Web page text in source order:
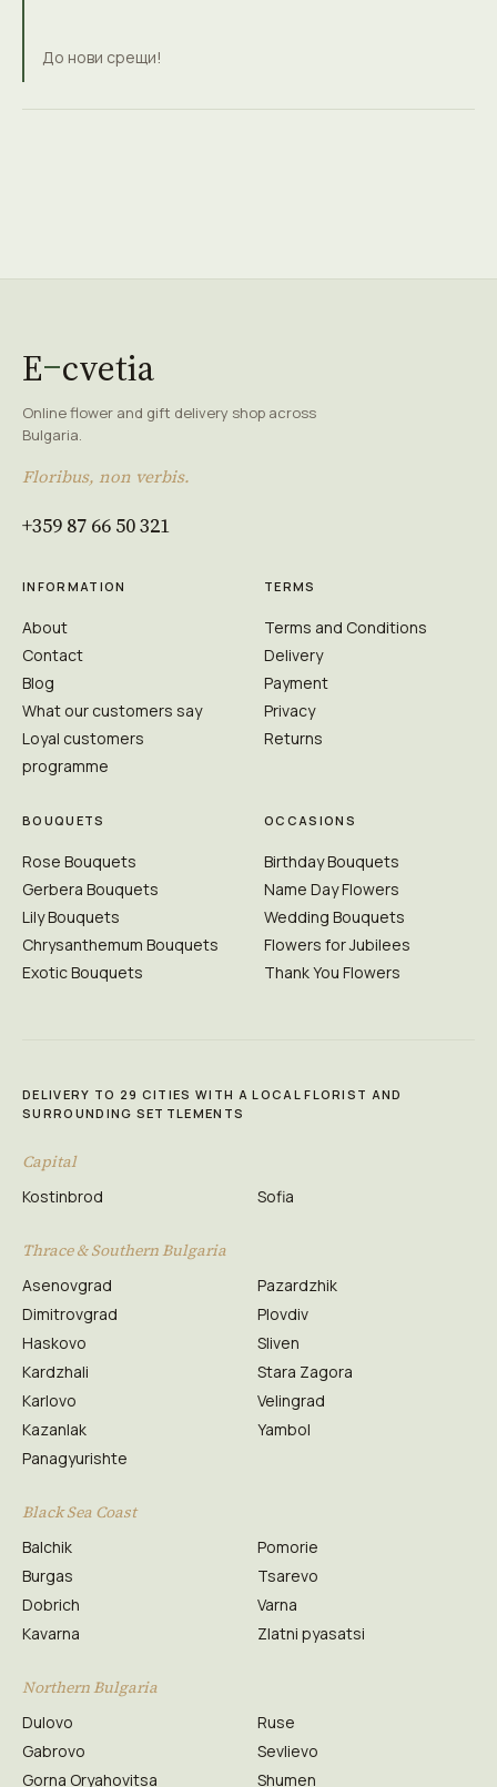
До нови срещи!
E cvetia
Online flower and gift delivery shop across
Bulgaria.
Floribus, non verbis.
+359 87 66 50 321
INFORMATION
About
Contact
Blog
What our customers say
Loyal customers
programme
TERMS
Terms and Conditions
Delivery
Payment
Privacy
Returns
BOUQUETS
Rose Bouquets
Gerbera Bouquets
Lily Bouquets
Chrysanthemum Bouquets
Exotic Bouquets
OCCASIONS
Birthday Bouquets
Name Day Flowers
Wedding Bouquets
Flowers for Jubilees
Thank You Flowers
DELIVERY TO 29 CITIES WITH A LOCAL FLORIST AND
SURROUNDING SETTLEMENTS
Capital
Kostinbrod Sofia
Thrace & Southern Bulgaria
Asenovgrad
Dimitrovgrad
Haskovo
Kardzhali
Karlovo
Kazanlak
Panagyurishte
Pazardzhik
Plovdiv
Sliven
Stara Zagora
Velingrad
Yambol
Black Sea Coast
Balchik
Burgas
Dobrich
Kavarna
Pomorie
Tsarevo
Varna
Zlatni pyasatsi
Northern Bulgaria
Dulovo
Gabrovo
Gorna Oryahovitsa
Ruse
Sevlievo
Shumen